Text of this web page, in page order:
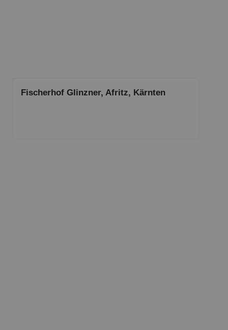
Fischerhof Glinzner, Afritz, Kärnten